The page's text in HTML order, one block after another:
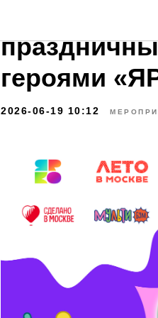
«ЯРКОЕ
героями
2026-06-19 10:12